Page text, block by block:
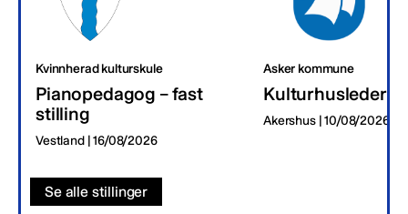
Kvinnherad kulturskule
Pianopedagog – fast
stilling
Vestland | 16/08/2026
Asker kommune
Kulturhusleder
Akershus | 10/08/2026
Se alle stillinger